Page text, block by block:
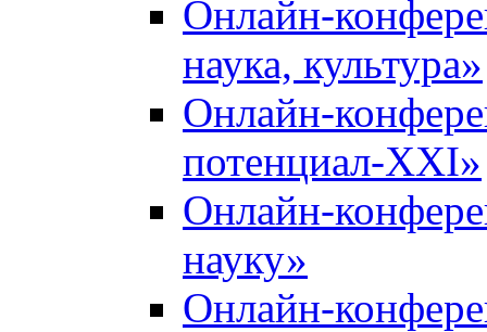
Онлайн-
наука, культура»
Онлайн-
потенциал-XXI»
Онлайн-
науку»
Онлайн-